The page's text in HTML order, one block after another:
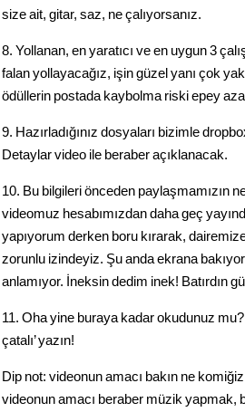
size ait, gitar, saz, ne çalıyorsanız.
8. Yollanan, en yaratıcı ve en uygun 3
falan yollayacağız, işin güzel yanı çok
ödüllerin postada kaybolma riski epey
9. Hazırladığınız dosyaları bizimle
Detaylar video ile beraber açıklanacak.
10. Bu bilgileri önceden paylaşmamızın
videomuz hesabımızdan daha geç
yapıyorum derken boru kırarak,
zorunlu izindeyiz. Şu anda ekrana
anlamıyor. İneksin dedim inek! Batırdın
11. Oha yine buraya kadar okudunuz
çatalı’ yazın!
Dip not: videonun amacı bakın ne
videonun amacı beraber müzik yapmak,